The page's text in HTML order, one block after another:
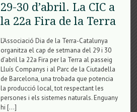
29-30 d’abril. La CIC a
la 22a Fira de la Terra
L’Associació Dia de la Terra-Catalunya
organitza el cap de setmana del 29 i 30
d’abril la 22a Fira per la Terra al passeig
Lluís Companys i al Parc de la Ciutadella
de Barcelona, una trobada que potencia
la producció local, tot respectant les
persones i els sistemes naturals. Enguany
hi […]